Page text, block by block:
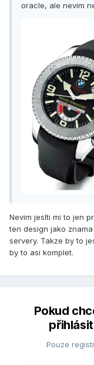
oracle, ale nevim
Nevim jeslti mi to jen
ten design jako
servery. Takze by to
by to asi komplet.
Pokud
Pouze